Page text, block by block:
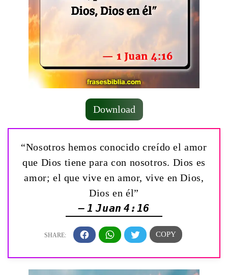
Download
“Nosotros hemos conocido creído el amor
que Dios tiene para con nosotros. Dios es
amor; el que vive en amor, vive en Dios,
Dios en él”
— 1 Juan 4:16